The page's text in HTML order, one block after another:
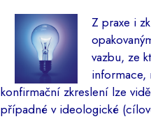
Z praxe i
vazbu, ze
informace,
konfirmační zkreslení lze
případné v ideologické